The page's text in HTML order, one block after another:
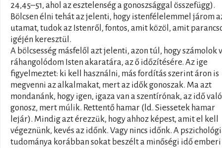
24,45–51, ahol az esztelenség a gonoszsággal összefügg).
Bölcsen élni tehát az jelenti, hogy istenfélelemmel járom
utamat, tudok az Istenről, fontos, amit közöl, amit
igéjén keresztül.
A bölcsesség másfelől azt jelenti, azon túl, hogy számolok
ráhangolódom Isten akaratára, az ő időzítésére. Az ige
figyelmeztet: ki kell használni, más fordítás szerint áron is
megvenni az alkalmakat, mert az idők gonoszak. Ma azt
mondanánk, hogy igen, igaza van a szentírónak, az idő
gonosz, mert múlik. Rettentő hamar (ld. Siessetek hamar
lejár). Mindig azt érezzük, hogy ahhoz képest, amit el kell
végeznünk, kevés az időnk. Vagy nincs időnk. A
tudománya korábban sokat beszélt a minőségi idő emberi